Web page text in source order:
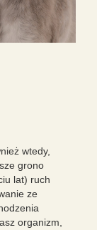
wtedy,
grono
lat) ruch
ze
organizm,